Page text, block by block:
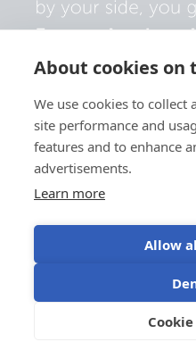
About cookies on
We use cookies to
site performance and
features and to enhance
advertisements.
Learn more
Allow
Sekretesspolicy